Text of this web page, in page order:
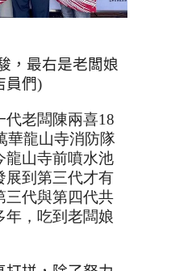
，最右是老闆娘
員們)
代老闆陳兩喜18
華龍山寺消防隊
龍山寺前噴水池
展到第三代才有
三代與第四代共
年，吃到老闆娘